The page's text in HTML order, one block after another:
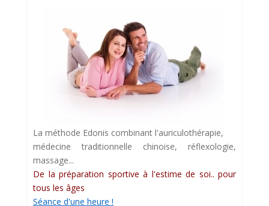
La méthode Edonis combinant l'auriculothérapie,
médecine traditionnelle chinoise, réflexologie,
massage...
De la préparation sportive à l'estime de soi.. pour
tous les âges
Séance d'une heure !